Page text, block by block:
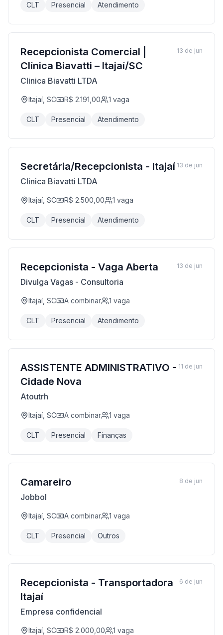
CLT Presencial Atendimento
Recepcionista Comercial |
Clínica Biavatti – Itajaí/SC
Clinica Biavatti LTDA
Itajaí, SC R$ 2.191,00 1 vaga
CLT Presencial Atendimento
13 de jun
Secretária/Recepcionista - Itajaí
Clinica Biavatti LTDA
Itajaí, SC R$ 2.500,00 1 vaga
CLT Presencial Atendimento
13 de jun
Recepcionista - Vaga Aberta
Divulga Vagas - Consultoria
Itajaí, SC A combinar 1 vaga
CLT Presencial Atendimento
13 de jun
ASSISTENTE ADMINISTRATIVO -
Cidade Nova
Atoutrh
Itajaí, SC A combinar 1 vaga
CLT Presencial Finanças
11 de jun
Camareiro
Jobbol
Itajaí, SC A combinar 1 vaga
CLT Presencial Outros
8 de jun
Recepcionista - Transportadora
Itajaí
Empresa confidencial
Itajaí, SC R$ 2.000,00 1 vaga
6 de jun